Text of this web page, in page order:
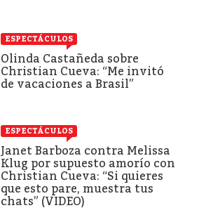
ESPECTÁCULOS
Olinda Castañeda sobre
Christian Cueva: “Me invitó
de vacaciones a Brasil”
ESPECTÁCULOS
Janet Barboza contra Melissa
Klug por supuesto amorío con
Christian Cueva: “Si quieres
que esto pare, muestra tus
chats” (VIDEO)